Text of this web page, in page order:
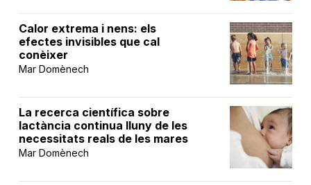
Calor extrema i nens: els
efectes invisibles que cal
conèixer
Mar Domènech
La recerca científica sobre
lactància continua lluny de les
necessitats reals de les mares
Mar Domènech